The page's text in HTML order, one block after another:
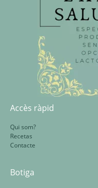
Accès ràpid
Qui som?
Recetas
Contacte
Botiga